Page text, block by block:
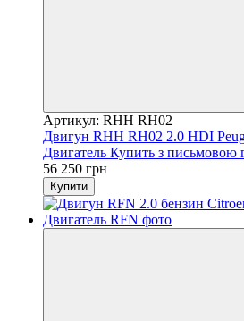
Артикул: RHH RH02
Двигун RHH RH02 2.0 HDI
Двигатель Купить з письмовою
56 250 грн
Купити